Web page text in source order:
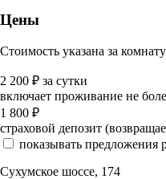
Цены
Стоимость указана за
2 200 ₽ за сутки
включает проживание не
1 800 ₽
страховой депозит
показывать предложения
Сухумское шоссе, 174